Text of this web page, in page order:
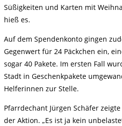
Süßigkeiten und Karten mit
hieß es.
Auf dem Spendenkonto gingen
Gegenwert für 24 Päckchen ein,
sogar 40 Pakete. Im ersten Fall
Stadt in Geschenkpakete
Helferinnen zur Stelle.
Pfarrdechant Jürgen Schäfer
der Aktion. „Es ist ja kein